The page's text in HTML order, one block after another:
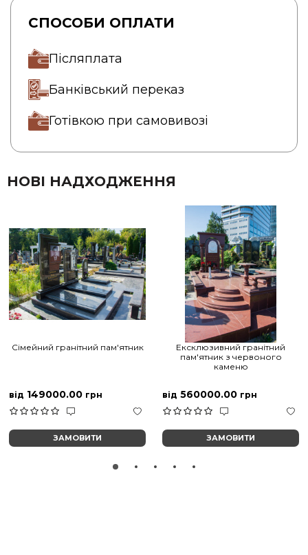
СПОСОБИ ОПЛАТИ
Післяплата
Банківський переказ
Готівкою при самовивозі
НОВІ НАДХОДЖЕННЯ
Сімейний гранітний пам'ятник
від 149000.00 грн
ЗАМОВИТИ
Ексклюзивний гранітний
пам'ятник з червоного
каменю
від 560000.00 грн
ЗАМОВИТИ